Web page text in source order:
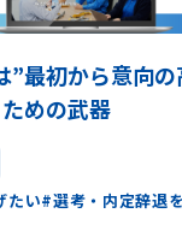
”最初から意向
めの武器
たい 選考・内定辞退